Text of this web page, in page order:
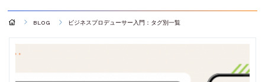
BLOG ビジネスプロデューサー入門：タグ別一覧